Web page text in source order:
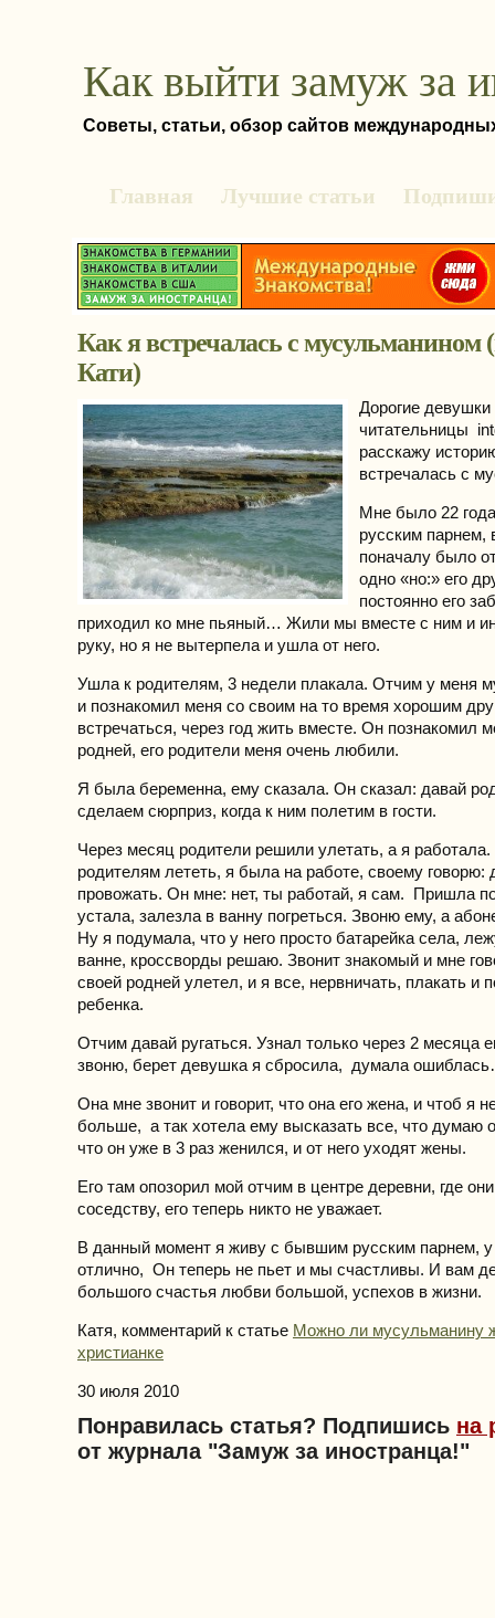
Как выйти замуж за
Советы, статьи, обзор сайтов
Главная Лучшие статьи
Как я встречалась с мусульманином
Кати)
Дорогие
читательницы
расскажу
встречалась с
Мне было 22
русским парнем,
поначалу было
одно «но:» его
постоянно его
приходил ко мне пьяный… Жили мы вместе с ним и
руку, но я не вытерпела и ушла от него.
Ушла к родителям, 3 недели плакала. Отчим у меня
и познакомил меня со своим на то время хорошим
встречаться, через год жить вместе. Он познакомил
родней, его родители меня очень любили.
Я была беременна, ему сказала. Он сказал: давай
сделаем сюрприз, когда к ним полетим в гости.
Через месяц родители решили улетать, а я
родителям лететь, я была на работе, своему говорю:
провожать. Он мне: нет, ты работай, я сам. Пришла
устала, залезла в ванну погреться. Звоню ему, а
Ну я подумала, что у него просто батарейка села,
ванне, кроссворды решаю. Звонит знакомый и мне
своей родней улетел, и я все, нервничать, плакать и
ребенка.
Отчим давай ругаться. Узнал только через 2 месяца
звоню, берет девушка я сбросила, думала
Она мне звонит и говорит, что она его жена, и чтоб я
больше, а так хотела ему высказать все, что
что он уже в 3 раз женился, и от него уходят жены.
Его там опозорил мой отчим в центре деревни, где
соседству, его теперь никто не уважает.
В данный момент я живу с бывшим русским парнем,
отлично, Он теперь не пьет и мы счастливы. И вам
большого счастья любви большой, успехов в жизни.
Катя, комментарий к статье Можно ли мусульманину
христианке
30 июля 2010
Понравилась статья? Подпишись на
от журнала "Замуж за иностранца!"